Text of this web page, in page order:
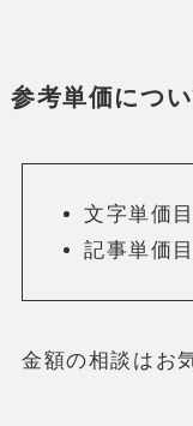
参考単価につ
文字単価
記事単
金額の相談はお